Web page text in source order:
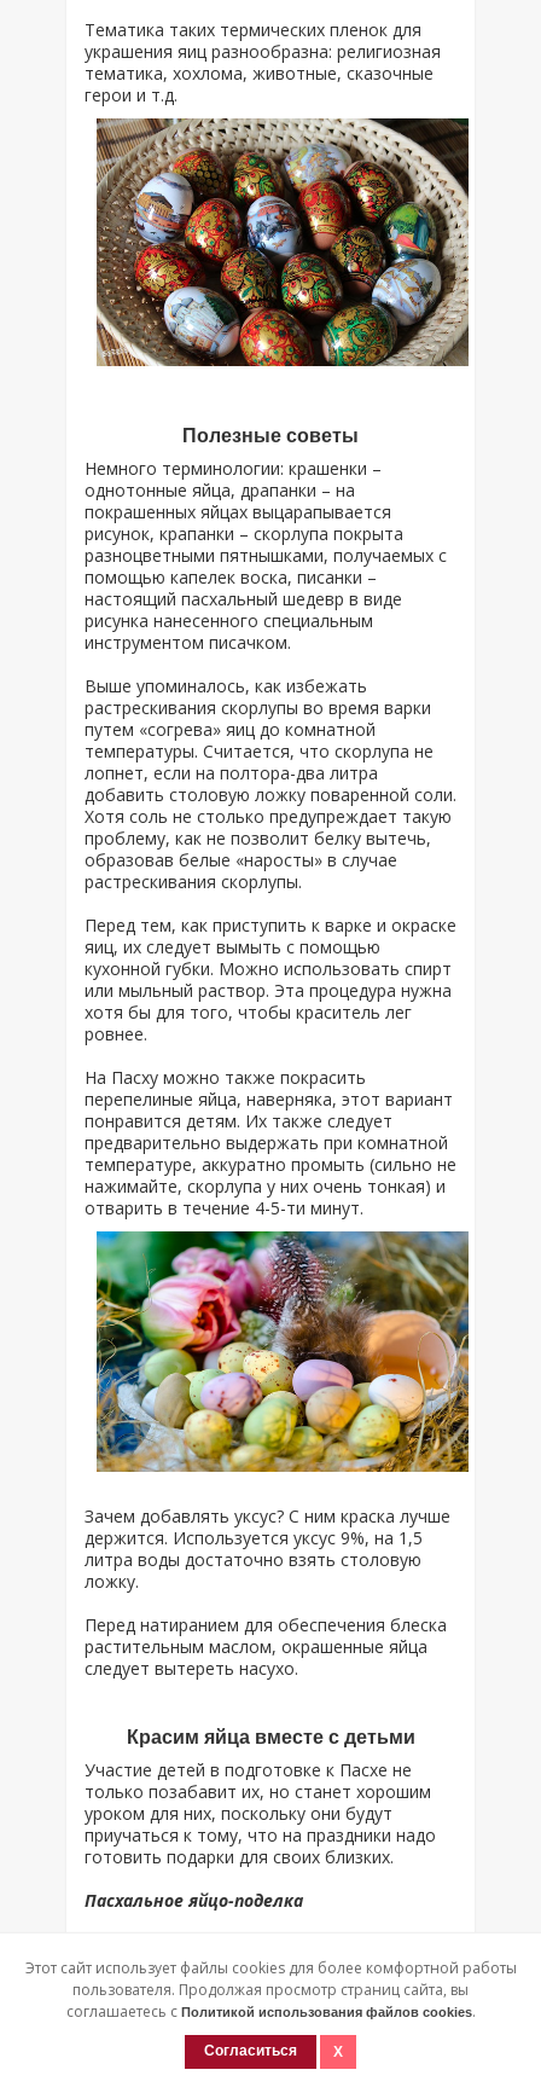
Тематика таких термических пленок для
украшения яиц разнообразна: религиозная
тематика, хохлома, животные, сказочные
герои и т.д.
Полезные советы
Немного терминологии: крашенки –
однотонные яйца, драпанки – на
покрашенных яйцах выцарапывается
рисунок, крапанки – скорлупа покрыта
разноцветными пятнышками, получаемых с
помощью капелек воска, писанки –
настоящий пасхальный шедевр в виде
рисунка нанесенного специальным
инструментом писачком.
Выше упоминалось, как избежать
растрескивания скорлупы во время варки
путем «согрева» яиц до комнатной
температуры. Считается, что скорлупа не
лопнет, если на полтора-два литра
добавить столовую ложку поваренной соли.
Хотя соль не столько предупреждает такую
проблему, как не позволит белку вытечь,
образовав белые «наросты» в случае
растрескивания скорлупы.
Перед тем, как приступить к варке и окраске
яиц, их следует вымыть с помощью
кухонной губки. Можно использовать спирт
или мыльный раствор. Эта процедура нужна
хотя бы для того, чтобы краситель лег
ровнее.
На Пасху можно также покрасить
перепелиные яйца, наверняка, этот вариант
понравится детям. Их также следует
предварительно выдержать при комнатной
температуре, аккуратно промыть (сильно не
нажимайте, скорлупа у них очень тонкая) и
отварить в течение 4-5-ти минут.
Зачем добавлять уксус? С ним краска лучше
держится. Используется уксус 9%, на 1,5
литра воды достаточно взять столовую
ложку.
Перед натиранием для обеспечения блеска
растительным маслом, окрашенные яйца
следует вытереть насухо.
Красим яйца вместе с детьми
Участие детей в подготовке к Пасхе не
только позабавит их, но станет хорошим
уроком для них, поскольку они будут
приучаться к тому, что на праздники надо
готовить подарки для своих близких.
Пасхальное яйцо-поделка
отвара березы окрашивается в желтый
цвет – классический окрас цыпленка. При
желании можно отступить от классики и
сделать его розовым (для девочек) или
голубым (для мальчиков).
Этот сайт использует файлы cookies для более комфортной работы
пользователя. Продолжая просмотр страниц сайта, вы
соглашаетесь с Политикой использования файлов cookies.
Согласиться